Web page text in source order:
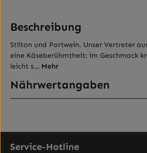
Beschreibung
Stilton und Portwein. Unser Vertreter
eine Käseberühmtheit: im Geschmack
leicht s… Mehr
Nährwertangaben
Service-Hotline